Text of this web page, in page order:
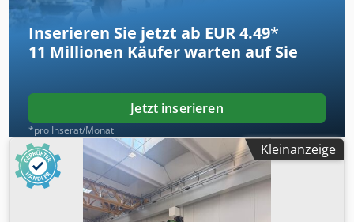
Inserieren Sie jetzt ab EUR 4.49*
11 Millionen Käufer warten auf Sie
Jetzt inserieren
*pro Inserat/Monat
Kleinanzeige